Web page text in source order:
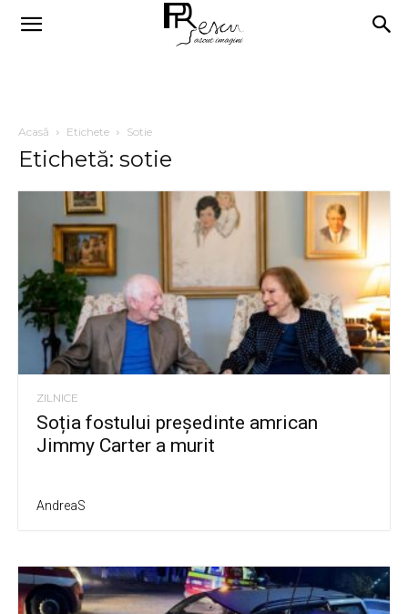
Acasă Etichete Sotie
Etichetă: sotie
ZILNICE
Soția fostului președinte amrican
Jimmy Carter a murit
AndreaS